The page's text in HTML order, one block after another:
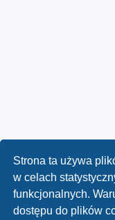
Strona ta używa
w celach
funkcjonalnych.
dostępu do plików